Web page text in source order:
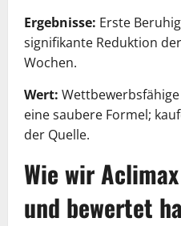
Ergebnisse: Erste
signifikante Reduktion
Wochen.
Wert:
eine saubere Formel;
der Quelle.
Wie wir
und bewertet